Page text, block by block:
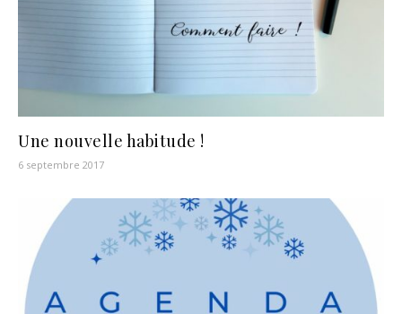
Une nouvelle habitude !
6 septembre 2017